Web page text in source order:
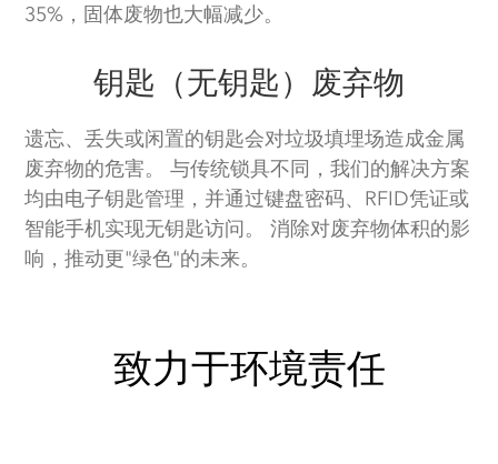
35%，固体废物也大幅减少。
钥匙（无钥匙）废弃物
遗忘、丢失或闲置的钥匙会对垃圾填埋场造成金属
废弃物的危害。 与传统锁具不同，我们的解决方案
均由电子钥匙管理，并通过键盘密码、RFID凭证或
智能手机实现无钥匙访问。 消除对废弃物体积的影
响，推动更"绿色"的未来。
致力于环境责任